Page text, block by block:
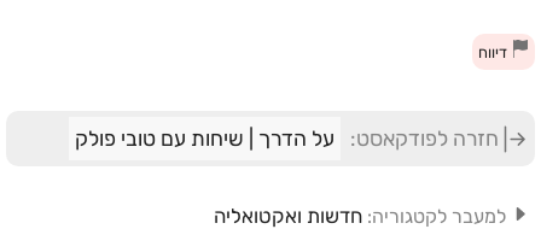
דיווח
חזרה לפודקאסט: על הדרך | שיחות עם טובי פולק
למעבר לקטגוריה: חדשות ואקטואליה